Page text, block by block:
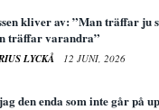
kliver av: ”Man träffar ju
träffar varandra”
LYCKÅ 12 JUNI, 2026
den enda som inte går på